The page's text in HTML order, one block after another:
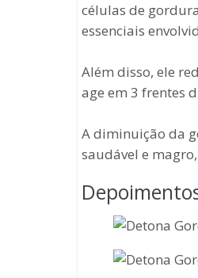
células de
essenciais
Além disso, ele
age em 3 frentes
A diminuição da
saudável e